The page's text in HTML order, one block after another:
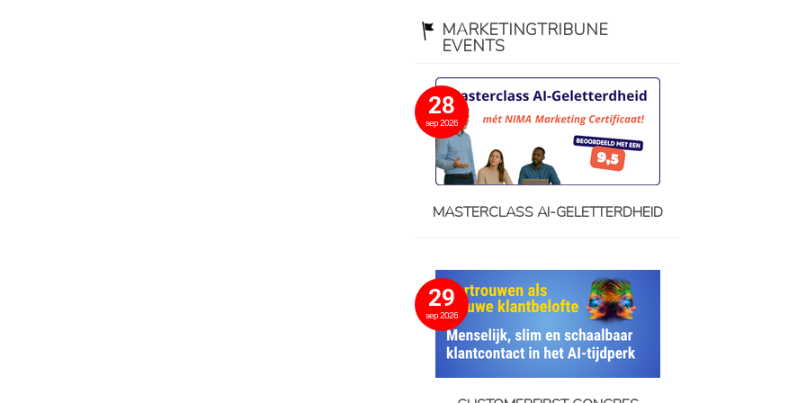
MARKETINGTRIBUNE
EVENTS
28
sep 2026
MASTERCLASS AI-GELETTERDHEID
29
sep 2026